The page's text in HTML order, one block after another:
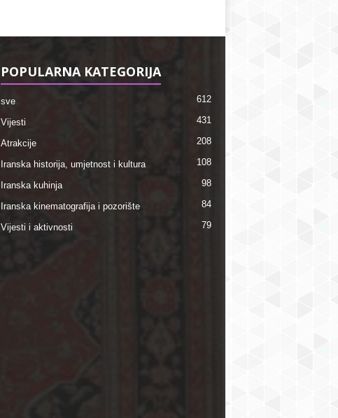
POPULARNA KATEGORIJA
sve 612
Vijesti 431
Atrakcije 208
Iranska historija, umjetnost i kultura 108
Iranska kuhinja 98
Iranska kinematografija i pozorište 84
Vijesti i aktivnosti 79